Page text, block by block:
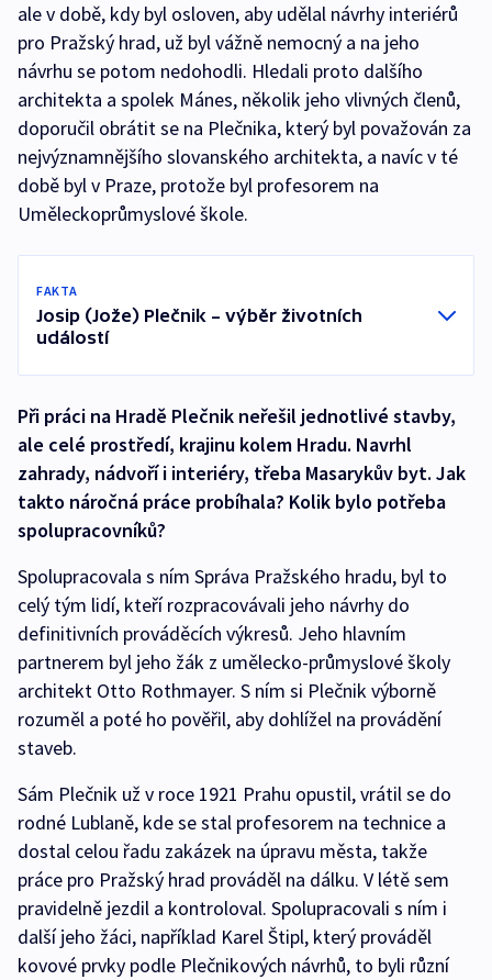
ale v době, kdy byl osloven, aby udělal návrhy interiérů
pro Pražský hrad, už byl vážně nemocný a na jeho
návrhu se potom nedohodli. Hledali proto dalšího
architekta a spolek Mánes, několik jeho vlivných členů,
doporučil obrátit se na Plečnika, který byl považován za
nejvýznamnějšího slovanského architekta, a navíc v té
době byl v Praze, protože byl profesorem na
Uměleckoprůmyslové škole.
FAKTA
Josip (Jože) Plečnik – výběr životních
událostí
Při práci na Hradě Plečnik neřešil jednotlivé stavby,
ale celé prostředí, krajinu kolem Hradu. Navrhl
zahrady, nádvoří i interiéry, třeba Masarykův byt. Jak
takto náročná práce probíhala? Kolik bylo potřeba
spolupracovníků?
Spolupracovala s ním Správa Pražského hradu, byl to
celý tým lidí, kteří rozpracovávali jeho návrhy do
definitivních prováděcích výkresů. Jeho hlavním
partnerem byl jeho žák z umělecko-průmyslové školy
architekt Otto Rothmayer. S ním si Plečnik výborně
rozuměl a poté ho pověřil, aby dohlížel na provádění
staveb.
Sám Plečnik už v roce 1921 Prahu opustil, vrátil se do
rodné Lublaně, kde se stal profesorem na technice a
dostal celou řadu zakázek na úpravu města, takže
práce pro Pražský hrad prováděl na dálku. V létě sem
pravidelně jezdil a kontroloval. Spolupracovali s ním i
další jeho žáci, například Karel Štipl, který prováděl
kovové prvky podle Plečnikových návrhů, to byli různí